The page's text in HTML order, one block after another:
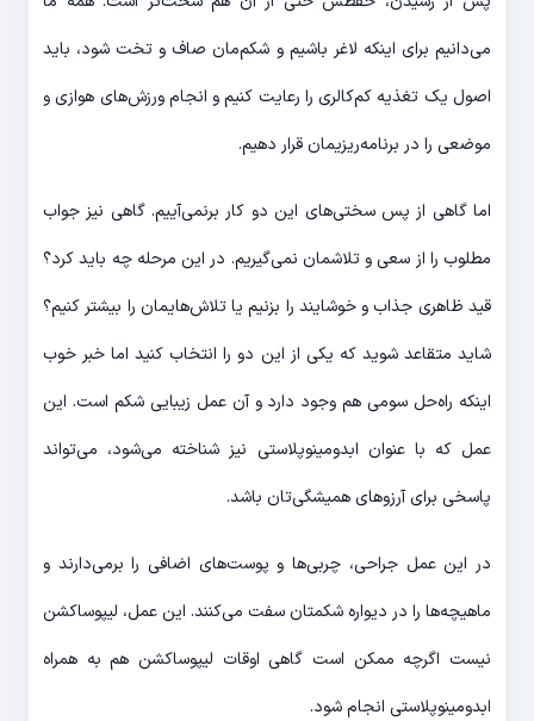
می‌دانیم برای اینکه لاغر باشیم و شکم‌مان صاف و تخت شود، باید
اصول یک تغذیه کم‌کالری را رعایت کنیم و انجام ورزش‌های هوازی و
موضعی را در برنامه‌ریزیمان قرار دهیم.
اما گاهی از پس سختی‌های این دو کار برنمی‌آییم. گاهی نیز جواب
مطلوب را از سعی و تلاشمان نمی‌گیریم. در این مرحله چه باید کرد؟
قید ظاهری جذاب و خوشایند را بزنیم یا تلاش‌هایمان را بیشتر کنیم؟
شاید متقاعد شوید که یکی از این دو را انتخاب کنید اما خبر خوب
اینکه راه‌حل سومی هم وجود دارد و آن عمل زیبایی شکم است. این
عمل که با عنوان ابدومینوپلاستی نیز شناخته می‌شود، می‌تواند
پاسخی برای آرزوهای همیشگی‌تان باشد.
در این عمل جراحی، چربی‌ها و پوست‌های اضافی را برمی‌دارند و
ماهیچه‌ها را در دیواره شکمتان سفت می‌کنند. این عمل، لیپوساکشن
نیست اگرچه ممکن است گاهی اوقات لیپوساکشن هم به همراه
ابدومینوپلاستی انجام شود.